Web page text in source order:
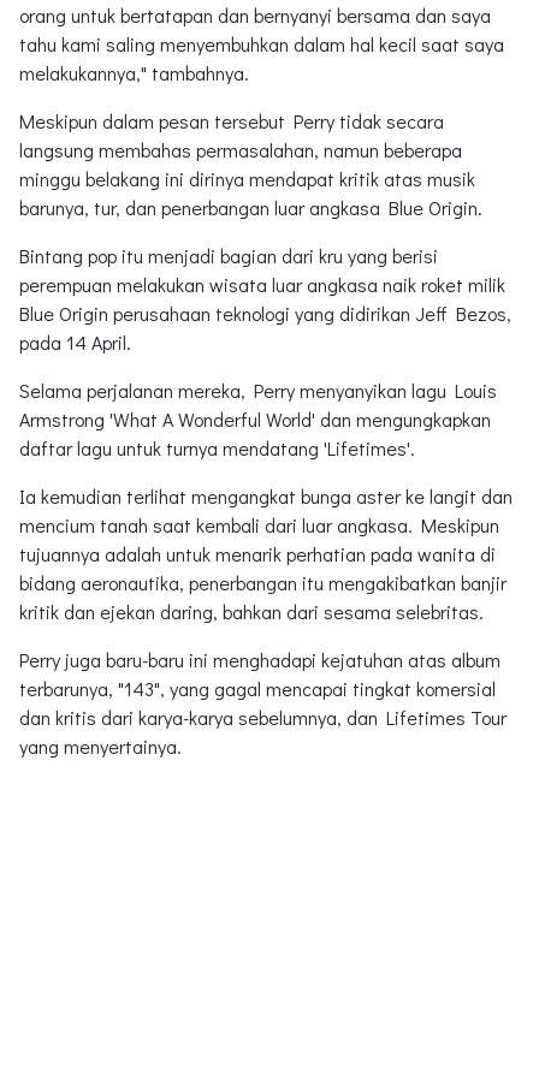
orang untuk bertatapan dan bernyanyi bersama dan saya
tahu kami saling menyembuhkan dalam hal kecil saat saya
melakukannya," tambahnya.
Meskipun dalam pesan tersebut Perry tidak secara
langsung membahas permasalahan, namun beberapa
minggu belakang ini dirinya mendapat kritik atas musik
barunya, tur, dan penerbangan luar angkasa Blue Origin.
Bintang pop itu menjadi bagian dari kru yang berisi
perempuan melakukan wisata luar angkasa naik roket milik
Blue Origin perusahaan teknologi yang didirikan Jeff Bezos,
pada 14 April.
Selama perjalanan mereka, Perry menyanyikan lagu Louis
Armstrong 'What A Wonderful World' dan mengungkapkan
daftar lagu untuk turnya mendatang 'Lifetimes'.
Ia kemudian terlihat mengangkat bunga aster ke langit dan
mencium tanah saat kembali dari luar angkasa. Meskipun
tujuannya adalah untuk menarik perhatian pada wanita di
bidang aeronautika, penerbangan itu mengakibatkan banjir
kritik dan ejekan daring, bahkan dari sesama selebritas.
Perry juga baru-baru ini menghadapi kejatuhan atas album
terbarunya, "143", yang gagal mencapai tingkat komersial
dan kritis dari karya-karya sebelumnya, dan Lifetimes Tour
yang menyertainya.